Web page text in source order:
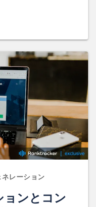
レーション
ョンとコン